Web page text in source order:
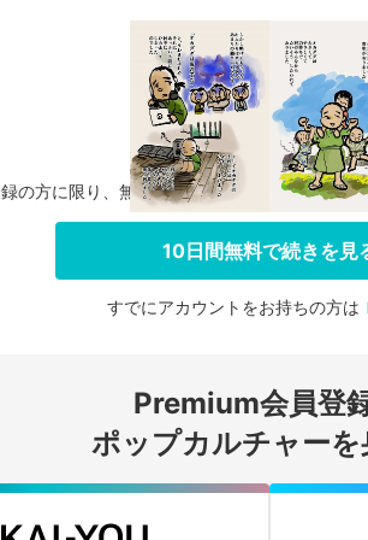
ログインする
の方に限り、無料お試し期間中に解約した場
10日間無料で続きを見
すでにアカウントをお持ちの方は
Premium会員登
ポップカルチャーを